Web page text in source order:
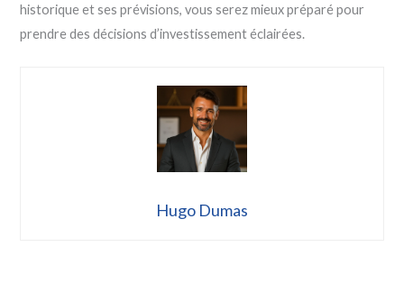
historique et ses prévisions, vous serez mieux préparé pour
prendre des décisions d’investissement éclairées.
Hugo Dumas